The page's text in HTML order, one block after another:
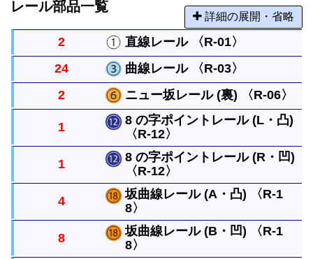
レール部品一覧
詳細の展開・省略
2 直線レール 〈R-01〉
まっすぐなレールですべてのレールの基本になる長
さです。
24 曲線レール 〈R-03〉
曲がったレールで半径は直線レール１本と同じで
す。円には８本必要です。
2 ニュー坂レール (裏) 〈R-06〉
直線レール２本の長さで橋脚ブロックの高さまで上
げられます。両面使う事ができます。（パーツに表
裏の決まりはありませんが、上る方向に向かって凸
を表として区別しています）
1
8 の字ポイントレール (L・凸)
〈R-12〉
左右に分かれる曲線レール２本を背中合わせにした
1
8 の字ポイントレール (R・凹)
〈R-12〉
左右に分かれる曲線レール２本を背中合わせにした
4
坂曲線レール (A・凸) 〈R-1
8〉
曲線レールと同じ長さで１本ずつ坂を作るレールで
8
坂曲線レール (B・凹) 〈R-1
8〉